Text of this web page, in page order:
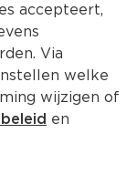
accepteert,
Via
welke
wijzigen of
en